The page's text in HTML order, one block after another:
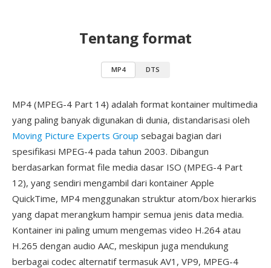
Tentang format
MP4 DTS
MP4 (MPEG-4 Part 14) adalah format kontainer multimedia
yang paling banyak digunakan di dunia, distandarisasi oleh
Moving Picture Experts Group sebagai bagian dari
spesifikasi MPEG-4 pada tahun 2003. Dibangun
berdasarkan format file media dasar ISO (MPEG-4 Part
12), yang sendiri mengambil dari kontainer Apple
QuickTime, MP4 menggunakan struktur atom/box hierarkis
yang dapat merangkum hampir semua jenis data media.
Kontainer ini paling umum mengemas video H.264 atau
H.265 dengan audio AAC, meskipun juga mendukung
berbagai codec alternatif termasuk AV1, VP9, MPEG-4